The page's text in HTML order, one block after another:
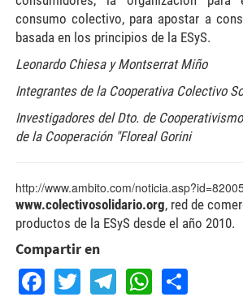
consumo colectivo, para apostar a
basada en los principios de la ESyS.
Leonardo Chiesa y Montserrat Miño
Integrantes de la Cooperativa Colectivo
Investigadores del Dto. de
de la Cooperación "Floreal Gorini
http://www.ambito.com/
www.colectivosolidario.org, red de
productos de la ESyS desde el año 2010.
Compartir en
Facebook
TwitterTelegramShare